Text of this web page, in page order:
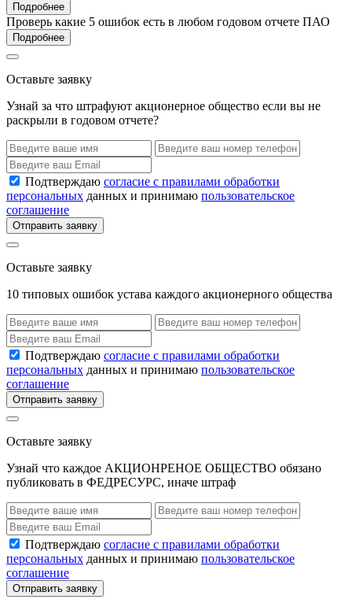
Подробнее
Проверь какие 5 ошибок есть в любом годовом отчете ПАО
Подробнее
Оставьте заявку
Узнай за что штрафуют акционерное общество если вы не
раскрыли в годовом отчете?
Подтверждаю согласие с правилами обработки
персональных данных и принимаю пользовательское
соглашение
Отправить заявку
Оставьте заявку
10 типовых ошибок устава каждого акционерного общества
Подтверждаю согласие с правилами обработки
персональных данных и принимаю пользовательское
соглашение
Отправить заявку
Оставьте заявку
Узнай что каждое АКЦИОНРЕНОЕ ОБЩЕСТВО обязано
публиковать в ФЕДРЕСУРС, иначе штраф
Подтверждаю согласие с правилами обработки
персональных данных и принимаю пользовательское
соглашение
Отправить заявку